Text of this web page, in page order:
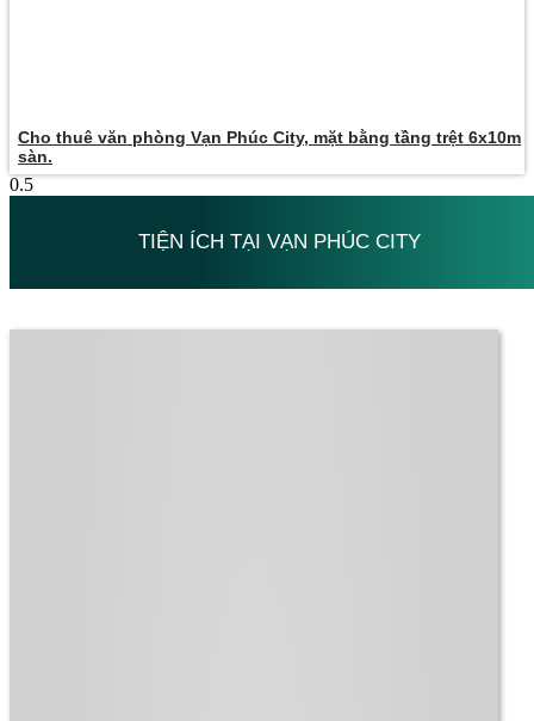
Cho thuê văn phòng Vạn Phúc City, mặt bằng tầng trệt 6x10m
sàn.
TIỆN ÍCH TẠI VẠN PHÚC CITY